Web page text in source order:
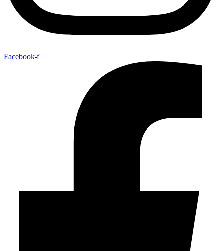
Facebook-f